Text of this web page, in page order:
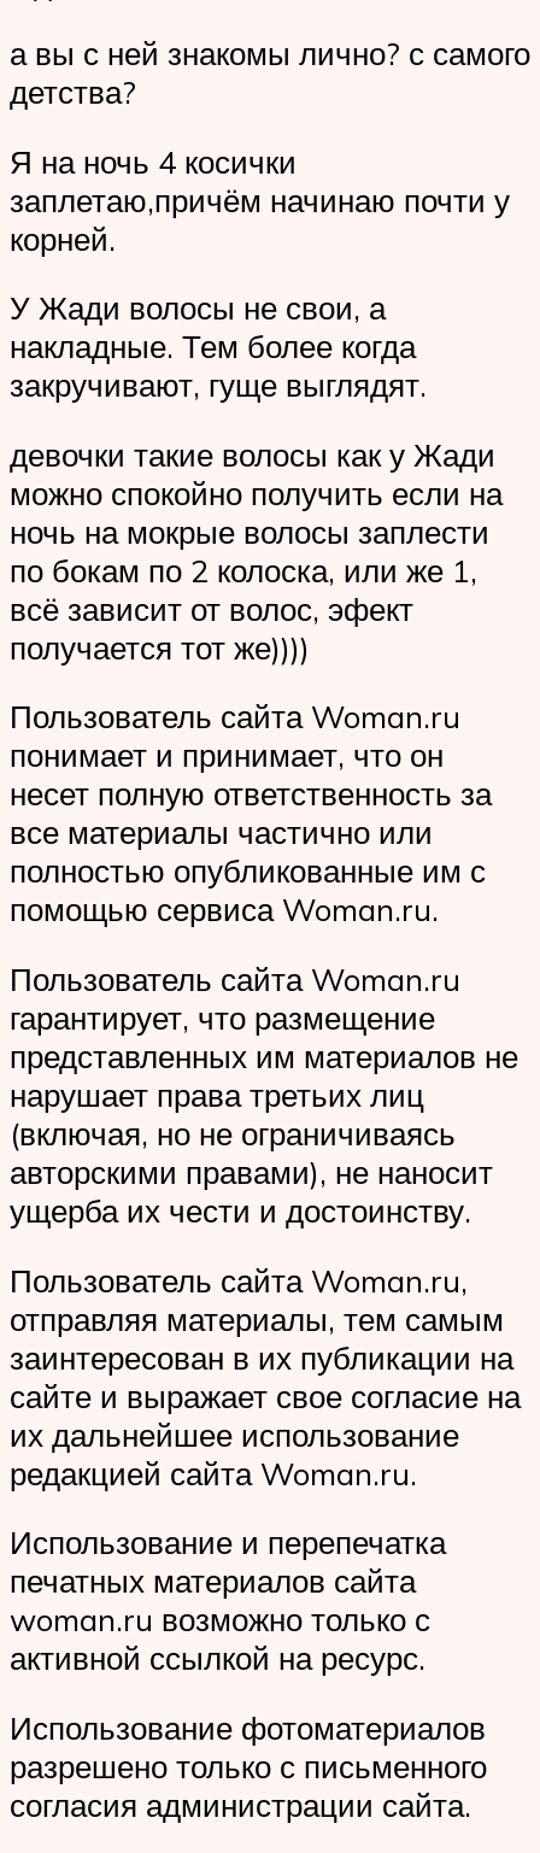
а вы с ней знакомы лично? с самого
детства?
Я на ночь 4 косички
заплетаю,причём начинаю почти у
корней.
У Жади волосы не свои, а
накладные. Тем более когда
закручивают, гуще выглядят.
девочки такие волосы как у Жади
можно спокойно получить если на
ночь на мокрые волосы заплести
по бокам по 2 колоска, или же 1,
всё зависит от волос, эфект
получается тот же))))
Пользователь сайта Woman.ru
понимает и принимает, что он
несет полную ответственность за
все материалы частично или
полностью опубликованные им с
помощью сервиса Woman.ru.
Пользователь сайта Woman.ru
гарантирует, что размещение
представленных им материалов не
нарушает права третьих лиц
(включая, но не ограничиваясь
авторскими правами), не наносит
ущерба их чести и достоинству.
Пользователь сайта Woman.ru,
отправляя материалы, тем самым
заинтересован в их публикации на
сайте и выражает свое согласие на
их дальнейшее использование
редакцией сайта Woman.ru.
Использование и перепечатка
печатных материалов сайта
woman.ru возможно только с
активной ссылкой на ресурс.
Использование фотоматериалов
разрешено только с письменного
согласия администрации сайта.